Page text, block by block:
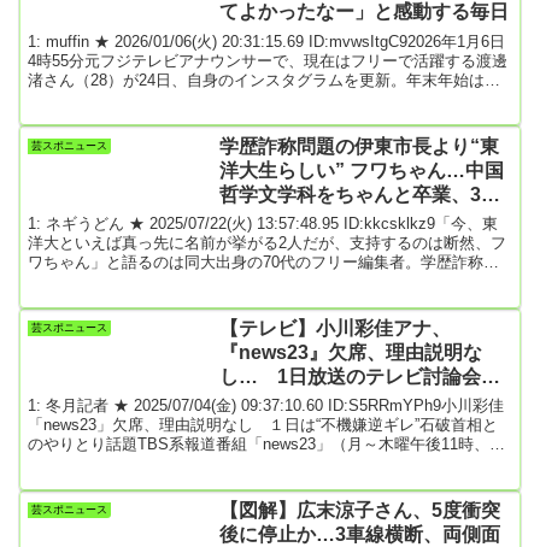
てよかったなー」と感動する毎日
1: muffin ★ 2026/01/06(火) 20:31:15.69 ID:mvwsItgC92026年1月6日
4時55分元フジテレビアナウンサーで、現在はフリーで活躍する渡邊
渚さん（28）が24日、自身のインスタグラムを更新。年末年始はト
大半なのでクリスマスはあまり関係なく、年末年始も基本的にお店
がやっていて、過ごしやすかったです！」とつづった。また「絶景
芸スポニュース
学歴詐称問題の伊東市長より“東
洋大生らしい” フワちゃん…中国
哲学文学科をちゃんと卒業、3カ
国語ペラペラ
1: ネギうどん ★ 2025/07/22(火) 13:57:48.95 ID:kkcsklkz9「今、東
洋大といえば真っ先に名前が挙がる2人だが、支持するのは断然、フ
ワちゃん」と語るのは同大出身の70代のフリー編集者。学歴詐称問
大に在学していた。OBの目からは母校をおとしめているのは田久保
市長のほうだと映るらしい。「フワちゃんは卒業していて、田久保
さんは除籍となっているか...
芸スポニュース
【テレビ】小川彩佳アナ、
『news23』欠席、理由説明な
し… 1日放送のテレビ討論会
で、石破首相に逆ギレされて話題
1: 冬月記者 ★ 2025/07/04(金) 09:37:10.60 ID:S5RRmYPh9小川彩佳
「news23」欠席、理由説明なし １日は“不機嫌逆ギレ”石破首相と
のやりとり話題TBS系報道番組「news23」（月～木曜午後11時、金
で、コンビを組む藤森祥平キャスターが「今日は小川キャスターは
お休みです」と報告。金曜のメインキャスターを務めるTBSの上村
芸スポニュース
【図解】広末涼子さん、5度衝突
後に停止か…3車線横断、両側面